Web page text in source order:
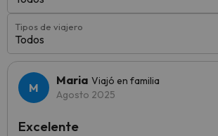
Tipos de viajero
Todos
Maria Viajó en familia
Agosto 2025
Excelente